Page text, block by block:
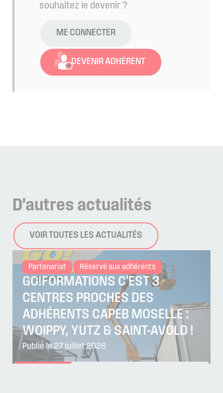
souhaitez le devenir ?
ME CONNECTER
DEVENIR ADHÉRENT
D'autres actualités
VOIR TOUTES LES ACTUALITÉS
Partenariat Réservé aux adhérents
GO!FORMATIONS C’EST 3
CENTRES PROCHES DES
ADHÉRENTS CAPEB MOSELLE :
WOIPPY, YUTZ & SAINT-AVOLD !
Publié le 27 juillet 2026